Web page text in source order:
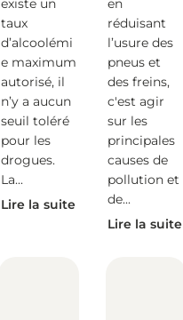
existe un
taux
d’alcoolémi
e maximum
autorisé, il
n’y a aucun
seuil toléré
pour les
drogues.
La...
Lire la suite
en
réduisant
l’usure des
pneus et
des freins,
c'est agir
sur les
principales
causes de
pollution et
de...
Lire la suite